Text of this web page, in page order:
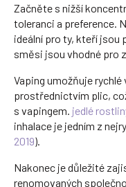
Začněte s nižší
toleranci a preference.
ideální pro ty, kteří jsou
směsi jsou vhodné pro
Vaping umožňuje
prostřednictvím plic,
s vapingem. jedlé
inhalace je jedním z
2019).
Nakonec je důležité
renomovaných